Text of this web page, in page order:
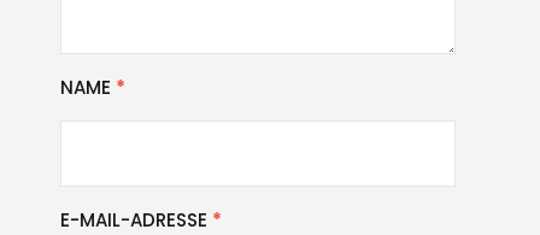
NAME *
E-MAIL-ADRESSE *